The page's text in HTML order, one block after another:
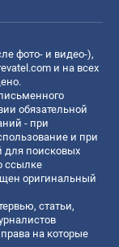
фото- и видео-),
и на всех
обязательной
- при
и при
для поисковых
ссылке
оригинальный
статьи,
на которые